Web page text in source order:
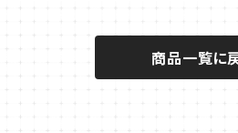
商品一覧に